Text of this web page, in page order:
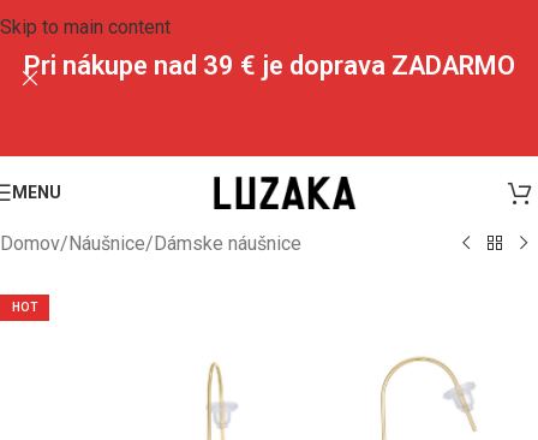
Skip to main content
Pri nákupe nad 39 € je doprava ZADARMO
MENU
Domov/Náušnice/Dámske náušnice
HOT